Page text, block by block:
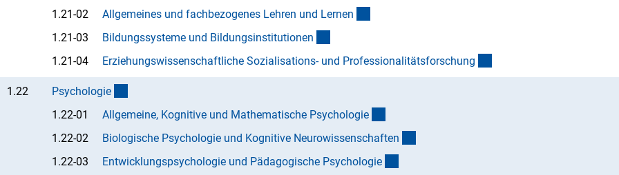
1.21-02
Allgemeines und fachbezogenes Lehren und Lernen
1.21-03
Bildungssysteme und Bildungsinstitutionen
1.21-04
Erziehungswissenschaftliche Sozialisations- und Professionalitätsforschung
1.22 Psychologie
1.22-01
Allgemeine, Kognitive und Mathematische Psychologie
1.22-02
Biologische Psychologie und Kognitive Neurowissenschaften
1.22-03
Entwicklungspsychologie und Pädagogische Psychologie